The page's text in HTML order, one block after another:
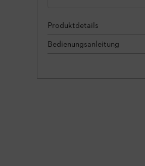
Produktdetails
Bedienungsanleitung